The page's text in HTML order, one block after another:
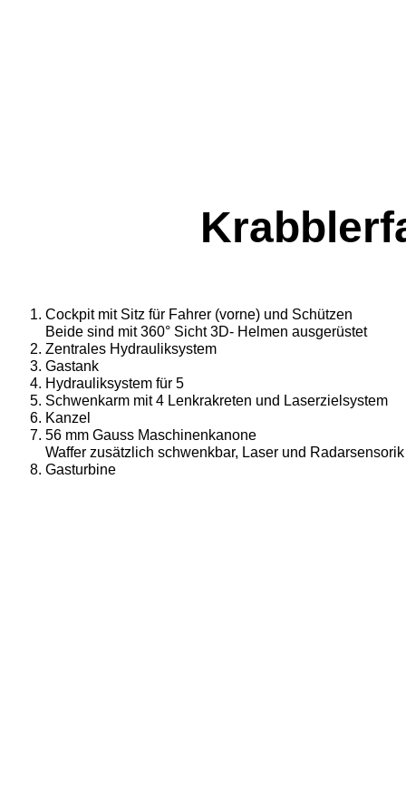
Cockpit mit Sitz für Fahrer (vorne) und Schützen
Beide sind mit 360° Sicht 3D- Helmen ausgerüstet
Zentrales Hydrauliksystem
Gastank
Hydrauliksystem für 5
Schwenkarm mit 4 Lenkrakreten und Laserzielsystem
Kanzel
56 mm Gauss Maschinenkanone
Waffer zusätzlich schwenkbar, Laser und Radarsensorik
Gasturbine